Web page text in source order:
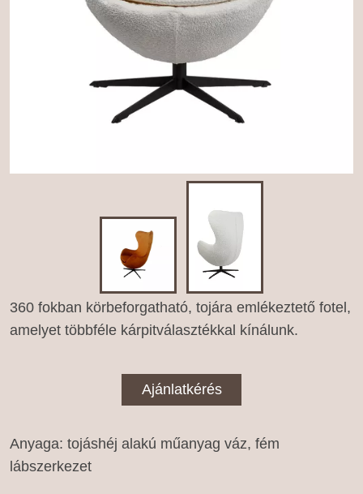
360 fokban körbeforgatható, tojára emlékeztető fotel,
amelyet többféle kárpitválasztékkal kínálunk.
Ajánlatkérés
Anyaga: tojáshéj alakú műanyag váz, fém
lábszerkezet